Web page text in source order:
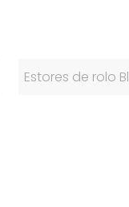
Estores de rolo